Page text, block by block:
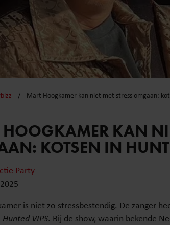
Mart Hoogkamer kan niet met stress omgaan:
KAN
KOTSEN IN
Party
is niet zo stressbestendig. De zanger
Hunted VIPS. Bij de show, waarin bekende